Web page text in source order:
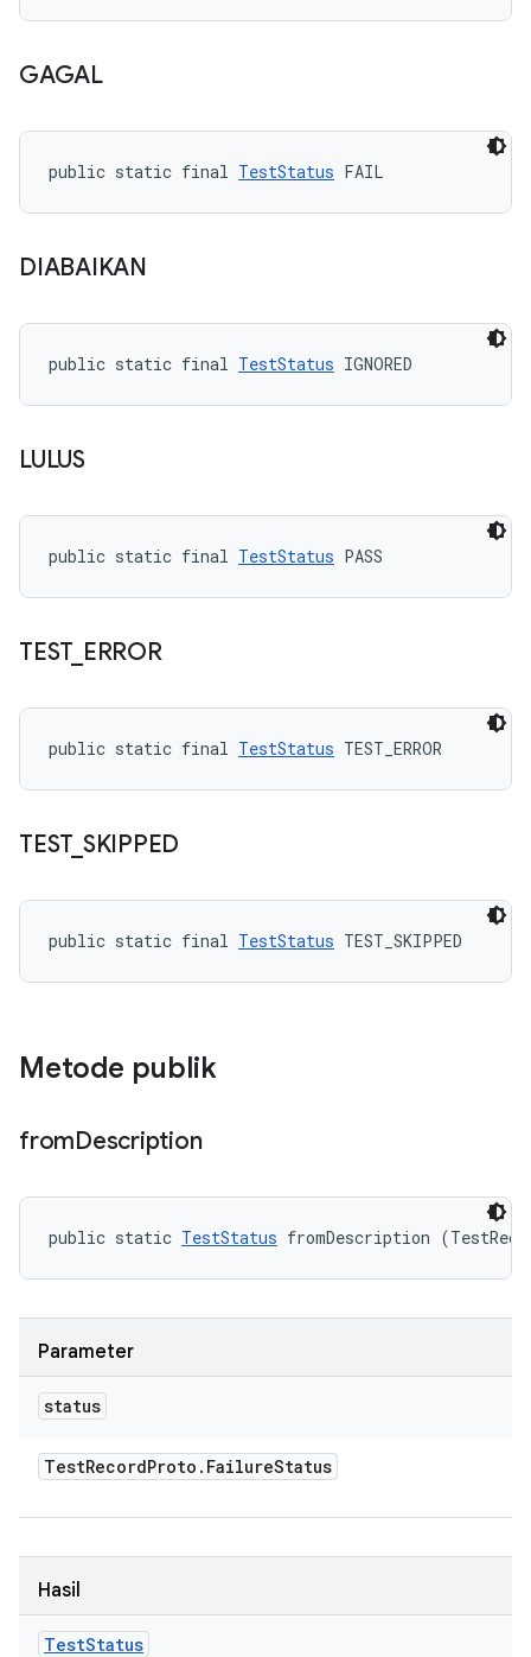
GAGAL
public static final TestStatus FAIL
DIABAIKAN
public static final TestStatus IGNORED
LULUS
public static final TestStatus PASS
TEST_ ERROR
public static final TestStatus TEST_ERROR
TEST_ SKIPPED
public static final TestStatus TEST_SKIPPED
Metode publik
fromDescription
public static TestStatus fromDescription
Parameter
status
TestRecordProto . FailureStatus
Hasil
TestStatus